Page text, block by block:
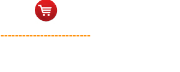
-------------------------